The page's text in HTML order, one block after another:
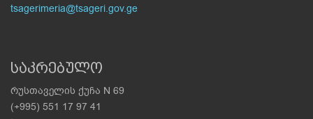
tsagerimeria@tsageri.gov.ge
საკრებულო
რუსთაველის ქუჩა N 69
(+995) 551 17 97 41